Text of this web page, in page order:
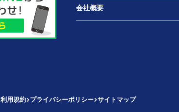
会社概要
利用規約 プライバシーポリシー サイトマップ